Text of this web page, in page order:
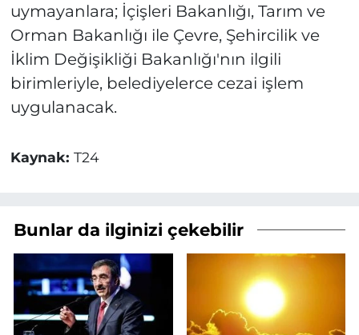
uymayanlara; İçişleri Bakanlığı, Tarım ve
Orman Bakanlığı ile Çevre, Şehircilik ve
İklim Değişikliği Bakanlığı'nın ilgili
birimleriyle, belediyelerce cezai işlem
uygulanacak.
Kaynak: T24
Bunlar da ilginizi çekebilir